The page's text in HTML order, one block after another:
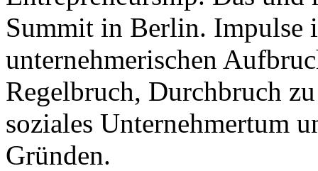
Summit in Berlin. Impulse
unternehmerischen
Regelbruch, Durchbruch
soziales Unternehmertum
Gründen.